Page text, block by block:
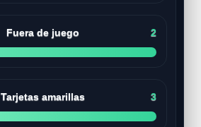
Fuera de juego 2
Tarjetas amarillas 3